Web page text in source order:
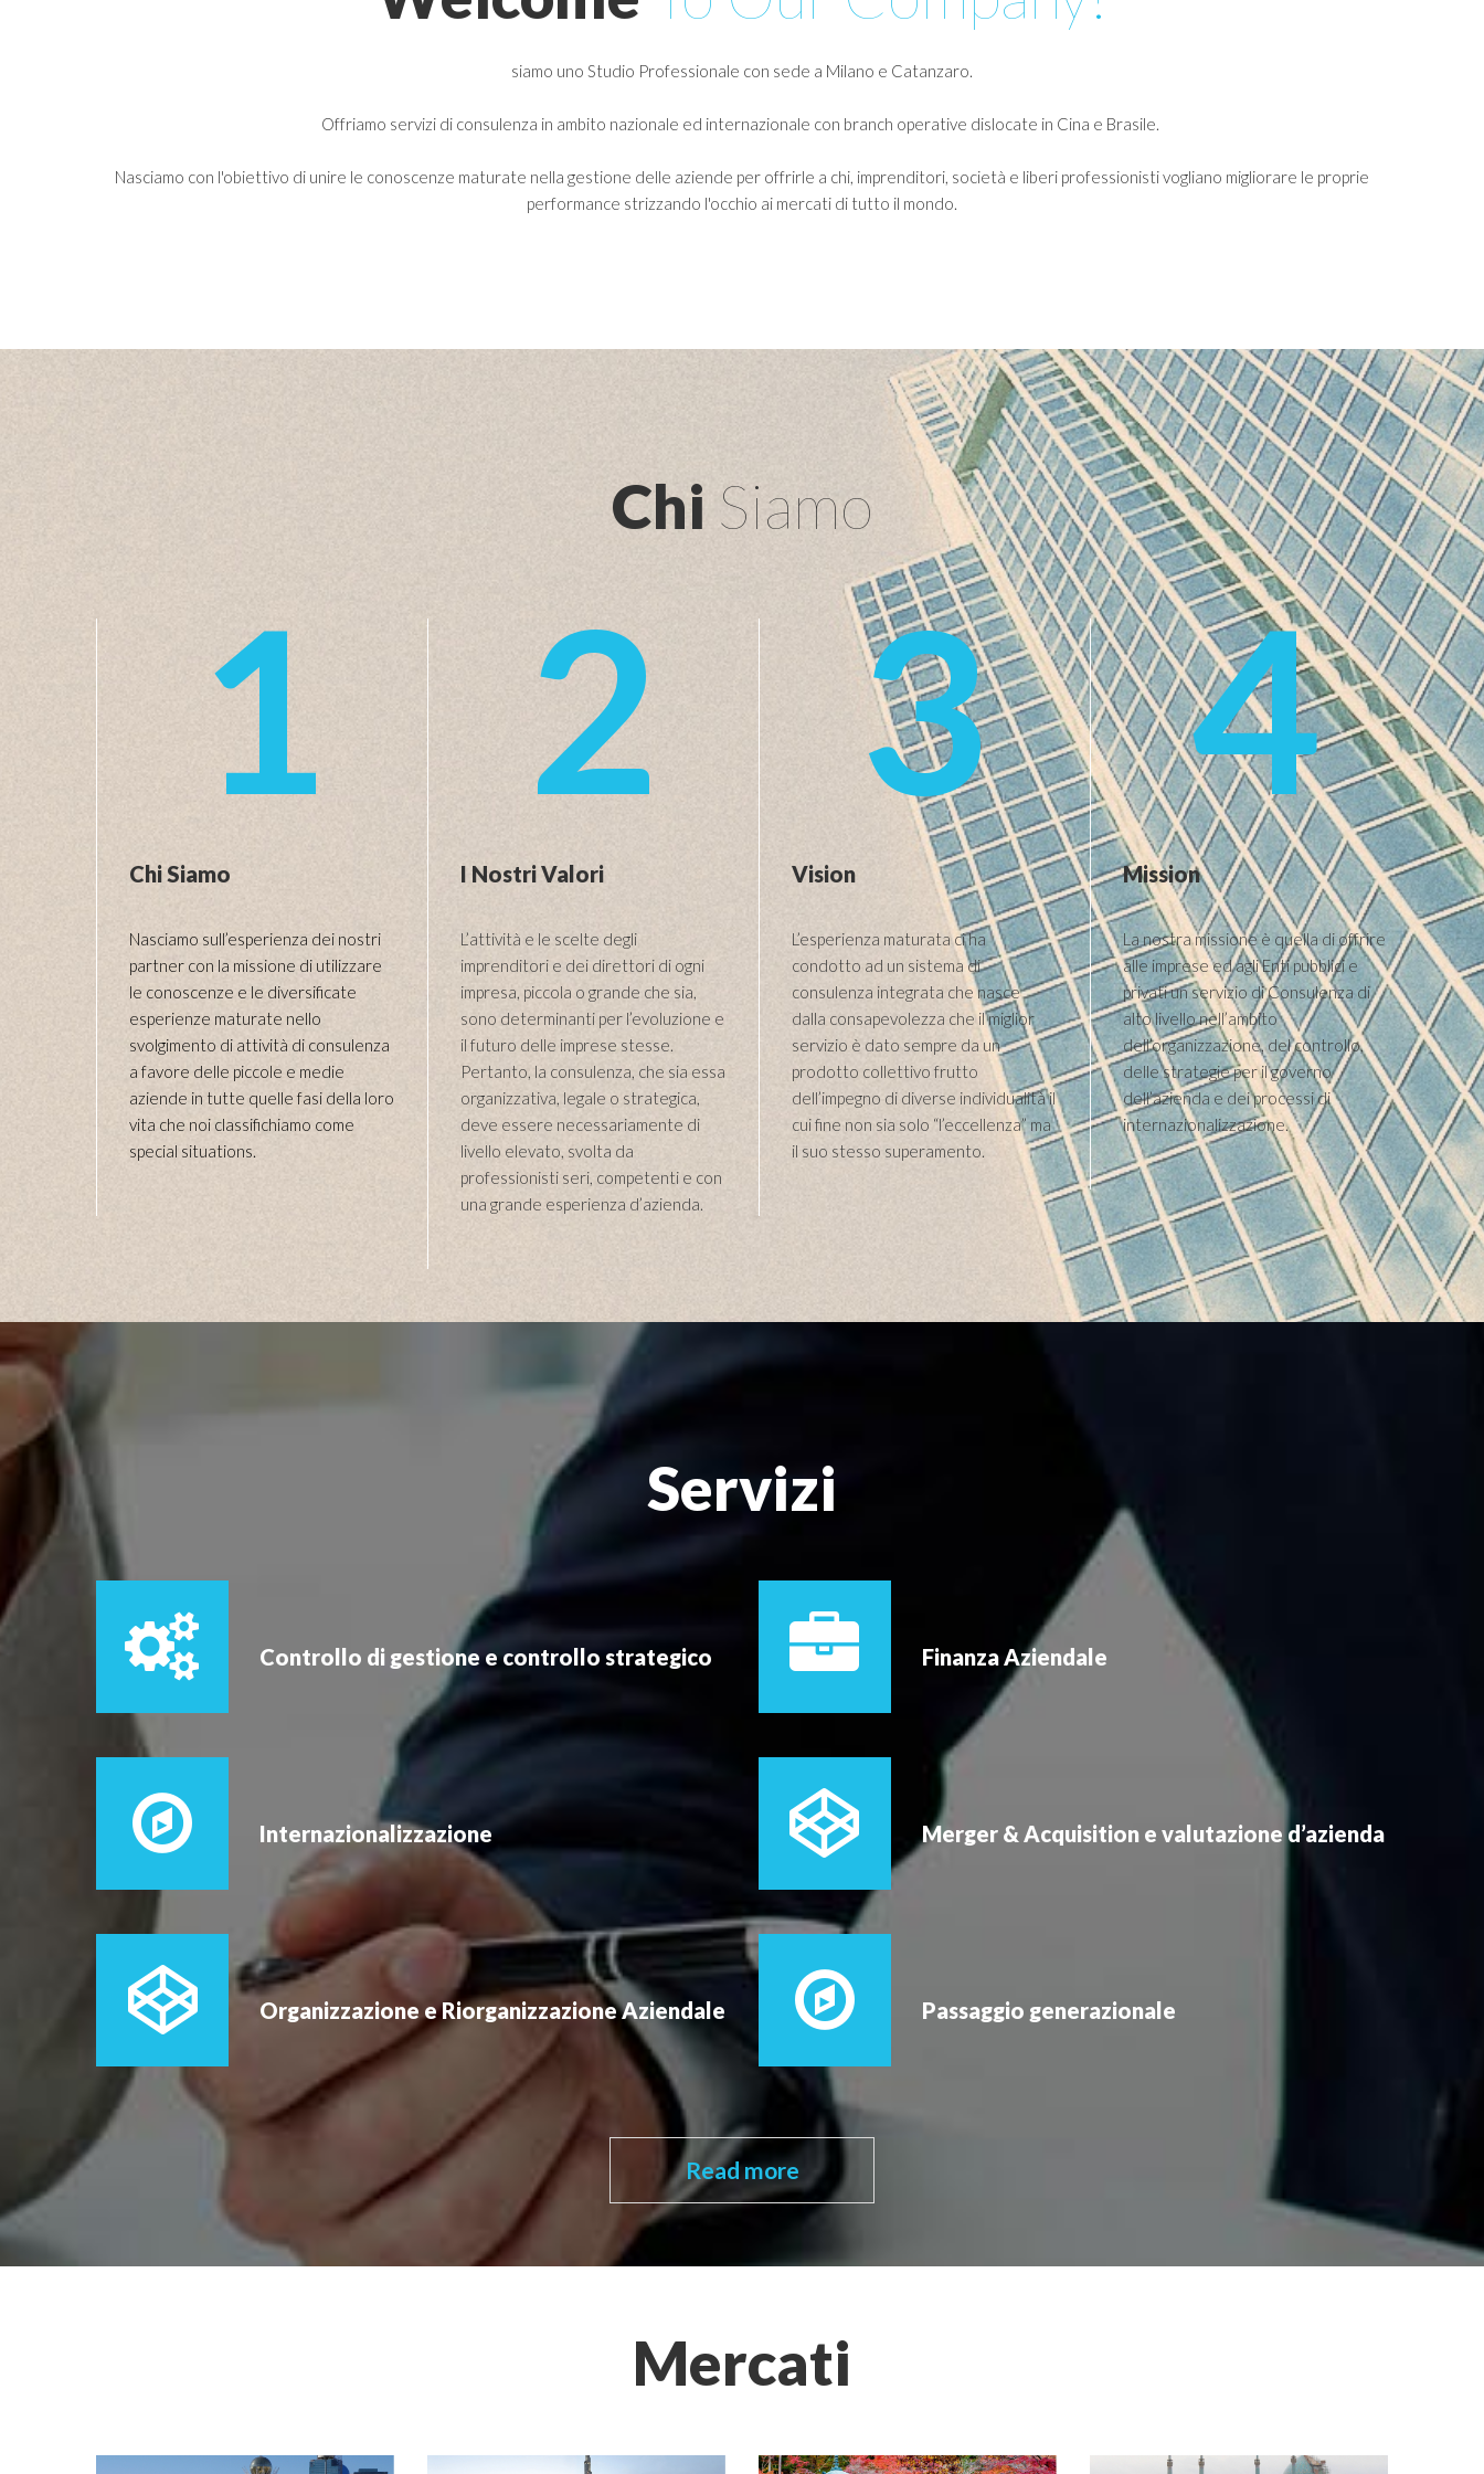
siamo uno Studio Professionale con sede a Milano e Catanzaro.
Offriamo servizi di consulenza in ambito nazionale ed internazionale con branch operative dislocate in Cina e Brasile.
Nasciamo con l'obiettivo di unire le conoscenze maturate nella gestione delle aziende per offrirle a chi, imprenditori, società e liberi professionisti vogliano migliorare le proprie
performance strizzando l'occhio ai mercati di tutto il mondo.
Chi Siamo
1
Chi Siamo
Nasciamo sull’esperienza dei nostri
partner con la missione di utilizzare
le conoscenze e le diversificate
esperienze maturate nello
svolgimento di attività di consulenza
a favore delle piccole e medie
aziende in tutte quelle fasi della loro
vita che noi classifichiamo come
special situations.
2
I Nostri Valori
L’attività e le scelte degli
imprenditori e dei direttori di ogni
impresa, piccola o grande che sia,
sono determinanti per l’evoluzione e
il futuro delle imprese stesse.
Pertanto, la consulenza, che sia essa
organizzativa, legale o strategica,
deve essere necessariamente di
livello elevato, svolta da
professionisti seri, competenti e con
una grande esperienza d’azienda.
3
Vision
L’esperienza maturata ci ha
condotto ad un sistema di
consulenza integrata che nasce
dalla consapevolezza che il miglior
servizio è dato sempre da un
prodotto collettivo frutto
dell’impegno di diverse individualità il
cui fine non sia solo “l’eccellenza” ma
il suo stesso superamento.
4
Mission
La nostra missione è quella di offrire
alle imprese ed agli Enti pubblici e
privati un servizio di Consulenza di
alto livello nell’ambito
dell’organizzazione, del controllo,
delle strategie per il governo
dell’azienda e dei processi di
internazionalizzazione.
Servizi
Controllo di gestione e controllo strategico Finanza Aziendale
Internazionalizzazione Merger & Acquisition e valutazione d’azienda
Organizzazione e Riorganizzazione Aziendale Passaggio generazionale
Read more
Mercati